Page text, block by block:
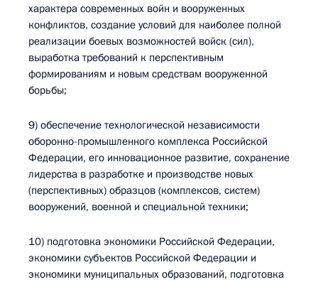
характера современных войн и вооруженных
конфликтов, создание условий для наиболее полной
реализации боевых возможностей войск (сил),
выработка требований к перспективным
формированиям и новым средствам вооруженной
борьбы;
9) обеспечение технологической независимости
оборонно-промышленного комплекса Российской
Федерации, его инновационное развитие, сохранение
лидерства в разработке и производстве новых
(перспективных) образцов (комплексов, систем)
вооружений, военной и специальной техники;
10) подготовка экономики Российской Федерации,
экономики субъектов Российской Федерации и
экономики муниципальных образований, подготовка